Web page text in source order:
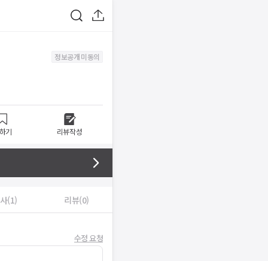
정보공개 미동의
기 리뷰작성
(1) 리뷰(0)
수정 요청